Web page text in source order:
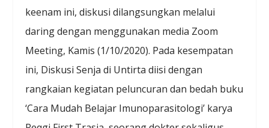
keenam ini, diskusi dilangsungkan melalui
daring dengan menggunakan media Zoom
Meeting, Kamis (1/10/2020). Pada kesempatan
ini, Diskusi Senja di Untirta diisi dengan
rangkaian kegiatan peluncuran dan bedah buku
‘Cara Mudah Belajar Imunoparasitologi’ karya